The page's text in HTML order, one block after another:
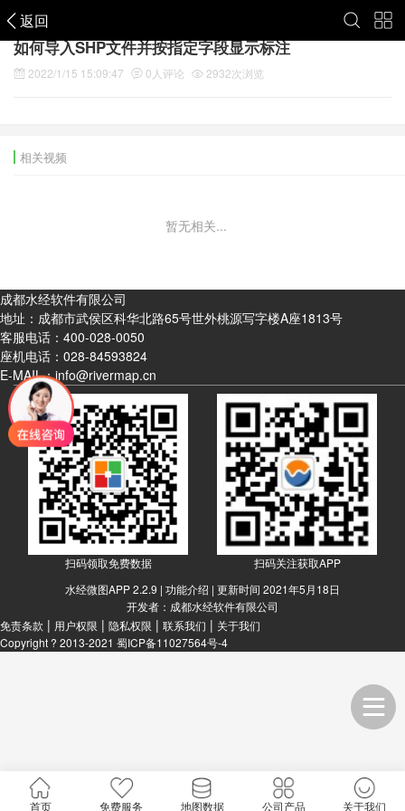
返回
如何导入SHP文件并按指定字段显示标注
2022/1/15 15:09:47 0 人评论 2932次浏览
相关视频
暂无相关...
成都水经软件有限公司
地址：成都市武侯区科华北路65号世外桃源写字楼A座1813号
客服电话： 400-028-0050
座机电话： 028-84593824
E-MAIL：info@rivermap.cn
扫码领取免费数据
扫码关注获取APP
水经微图APP 2.2.9 | 功能介绍 | 更新时间 2021年5月18日
开发者：成都水经软件有限公司
免责条款 | 用户权限 | 隐私权限 | 联系我们 | 关于我们
Copyright ? 2013-2021 蜀ICP备11027564号-4
首页 免费服务 地图数据 公司产品 关于我们